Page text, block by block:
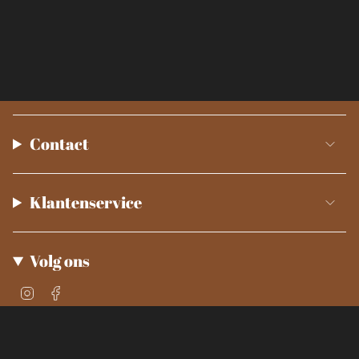
Contact
Klantenservice
Volg ons
Instagram